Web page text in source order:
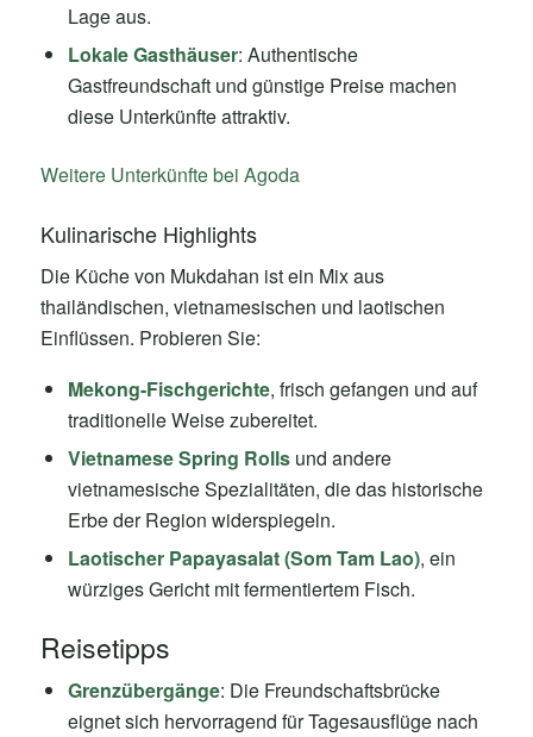
Lage aus.
Lokale Gasthäuser: Authentische
Gastfreundschaft und günstige Preise machen
diese Unterkünfte attraktiv.
Weitere Unterkünfte bei Agoda
Kulinarische Highlights
Die Küche von Mukdahan ist ein Mix aus
thailändischen, vietnamesischen und laotischen
Einflüssen. Probieren Sie:
Mekong-Fischgerichte, frisch gefangen und auf
traditionelle Weise zubereitet.
Vietnamese Spring Rollsund andere
vietnamesische Spezialitäten, die das historische
Erbe der Region widerspiegeln.
Laotischer Papayasalat (Som Tam Lao), ein
würziges Gericht mit fermentiertem Fisch.
Reisetipps
Grenzübergänge: Die Freundschaftsbrücke
eignet sich hervorragend für Tagesausflüge nach